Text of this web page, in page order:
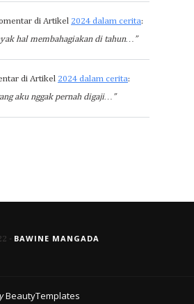
di Artikel 2024 dalam cerita:
hal membahagiakan di tahun…”
di Artikel 2024 dalam cerita:
aku nggak pernah digaji…”
- BAWINE MANGADA
BeautyTemplates